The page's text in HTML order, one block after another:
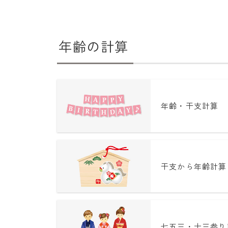
年齢の計算
年齢・干支計算
干支から年齢計算